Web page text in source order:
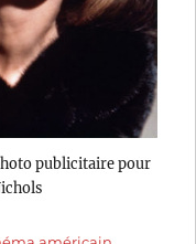
publicitaire pour